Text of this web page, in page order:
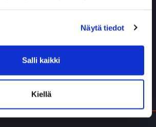
Näytä tiedot
Salli kaikki
Kiellä
Ota yhteyttä